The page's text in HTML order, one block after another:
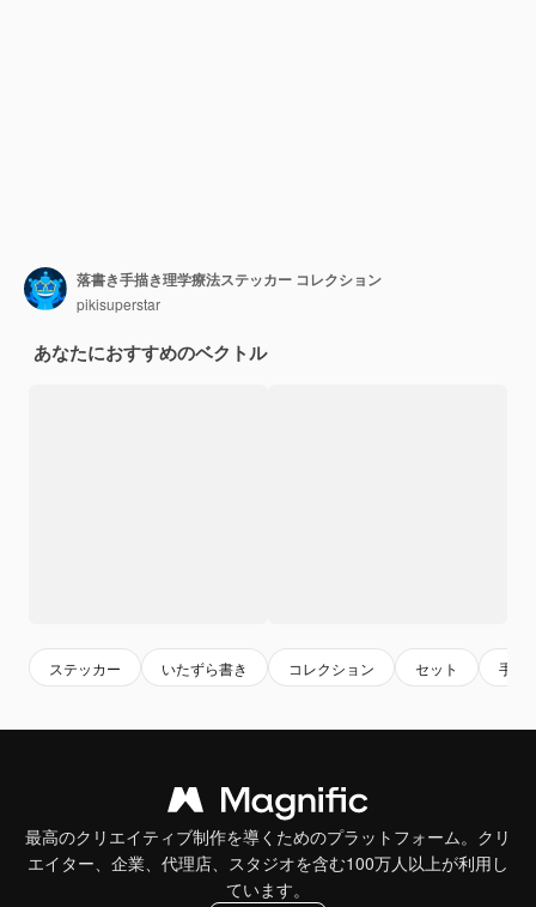
落書き手描き理学療法ステッカー コレクション
pikisuperstar
あなたにおすすめのベクトル
ステッカー いたずら書き コレクション セット 手
最高のクリエイティブ制作を導くためのプラットフォーム。クリ
エイター、企業、代理店、スタジオを含む100万人以上が利用し
ています。